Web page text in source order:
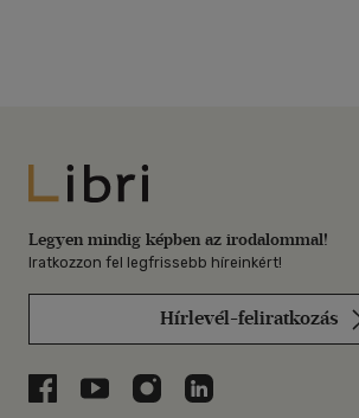
Libri
Legyen mindig képben az irodalommal!
Iratkozzon fel legfrissebb híreinkért!
Hírlevél-feliratkozás
Libri a Facebookon
Libri a Youtube-on
Libri az Instagramon
Libri a LinkedInen